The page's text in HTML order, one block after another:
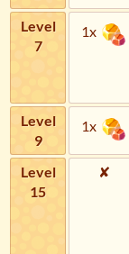
Level
7
1x
Level
9
1x
Level
15
✘